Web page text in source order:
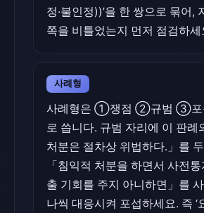
정·불인정))’을 한 쌍으로 묶어,
쪽을 비틀었는지 먼저 점검하세
사례형
사례형은 ①쟁점 ②규범 ③
로 씁니다. 규범 자리에 이 판례
처분은 절차상 위법하다.」를
「침익적 처분을 하면서 사전
출 기회를 주지 아니하면」를
나씩 대응시켜 포섭하세요. 즉